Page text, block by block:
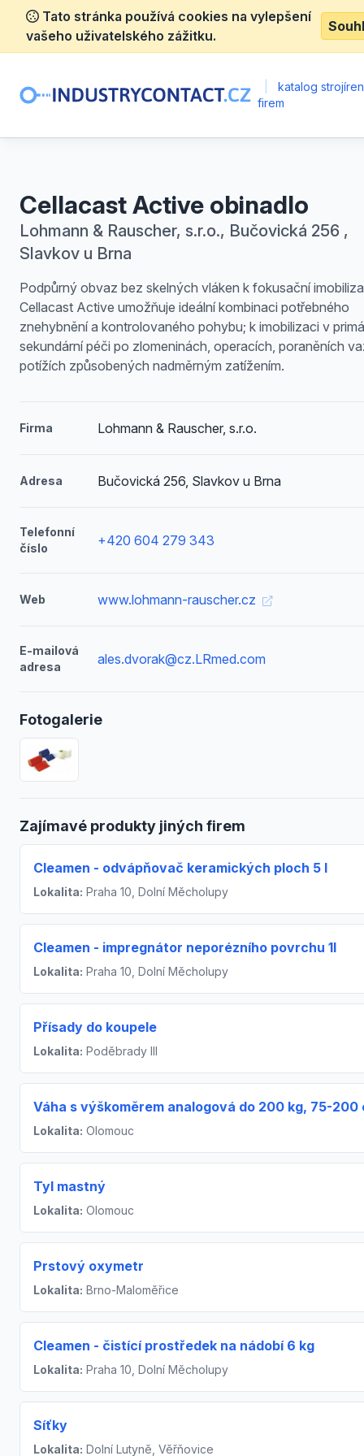
Tato stránka používá cookies na vylepšení
vašeho uživatelského zážitku.
katalog
firem
Cellacast Active obinadlo
Lohmann & Rauscher, s.r.o., Bučovická 256 ,
Slavkov u Brna
Podpůrný obvaz bez skelných vláken k fokusační
Cellacast Active umožňuje ideální kombinaci potřebného
znehybnění a kontrolovaného pohybu; k imobilizaci v
sekundární péči po zlomeninách, operacích, poraněních
potížích způsobených nadměrným zatížením.
Firma Lohmann & Rauscher, s.r.o.
Adresa Bučovická 256, Slavkov u Brna
Telefonní
číslo
+420 604 279 343
Web www.lohmann-rauscher.cz
E-mailová
adresa
ales.dvorak@cz.LRmed.com
Fotogalerie
Zajímavé produkty jiných firem
Cleamen - odvápňovač keramických ploch 5 l
Lokalita: Praha 10, Dolní Měcholupy
Cleamen - impregnátor neporézního povrchu 1l
Lokalita: Praha 10, Dolní Měcholupy
Přísady do koupele
Lokalita: Poděbrady III
Váha s výškoměrem analogová do 200 kg, 75-200
Lokalita: Olomouc
Tyl mastný
Lokalita: Olomouc
Prstový oxymetr
Lokalita: Brno-Maloměřice
Cleamen - čistící prostředek na nádobí 6 kg
Lokalita: Praha 10, Dolní Měcholupy
Síťky
Lokalita: Dolní Lutyně, Věřňovice